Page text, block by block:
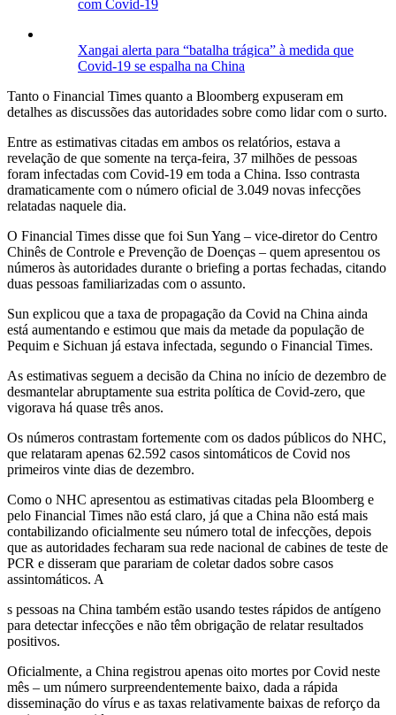
com Covid-19
Xangai alerta para “batalha trágica” à medida que
Covid-19 se espalha na China
Tanto o Financial Times quanto a Bloomberg expuseram em
detalhes as discussões das autoridades sobre como lidar com o surto.
Entre as estimativas citadas em ambos os relatórios, estava a
revelação de que somente na terça-feira, 37 milhões de pessoas
foram infectadas com Covid-19 em toda a China. Isso contrasta
dramaticamente com o número oficial de 3.049 novas infecções
relatadas naquele dia.
O Financial Times disse que foi Sun Yang – vice-diretor do Centro
Chinês de Controle e Prevenção de Doenças – quem apresentou os
números às autoridades durante o briefing a portas fechadas, citando
duas pessoas familiarizadas com o assunto.
Sun explicou que a taxa de propagação da Covid na China ainda
está aumentando e estimou que mais da metade da população de
Pequim e Sichuan já estava infectada, segundo o Financial Times.
As estimativas seguem a decisão da China no início de dezembro de
desmantelar abruptamente sua estrita política de Covid-zero, que
vigorava há quase três anos.
Os números contrastam fortemente com os dados públicos do NHC,
que relataram apenas 62.592 casos sintomáticos de Covid nos
primeiros vinte dias de dezembro.
Como o NHC apresentou as estimativas citadas pela Bloomberg e
pelo Financial Times não está claro, já que a China não está mais
contabilizando oficialmente seu número total de infecções, depois
que as autoridades fecharam sua rede nacional de cabines de teste de
PCR e disseram que parariam de coletar dados sobre casos
assintomáticos. A
s pessoas na China também estão usando testes rápidos de antígeno
para detectar infecções e não têm obrigação de relatar resultados
positivos.
Oficialmente, a China registrou apenas oito mortes por Covid neste
mês – um número surpreendentemente baixo, dada a rápida
disseminação do vírus e as taxas relativamente baixas de reforço da